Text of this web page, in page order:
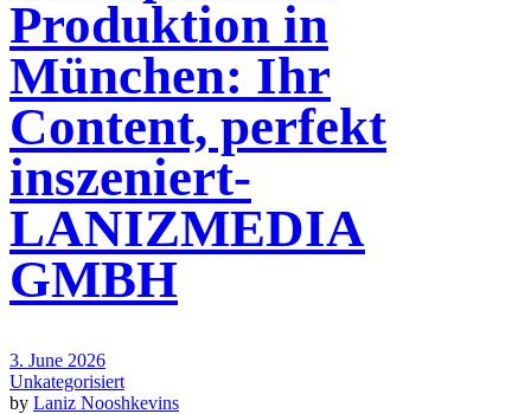
Produktion in
München: Ihr
Content, perfekt
inszeniert-
LANIZMEDIA
GMBH
3. June 2026
Unkategorisiert
by Laniz Nooshkevins